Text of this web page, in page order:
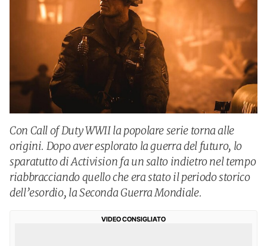
Con Call of Duty WWII la popolare serie torna alle
origini. Dopo aver esplorato la guerra del futuro, lo
sparatutto di Activision fa un salto indietro nel tempo
riabbracciando quello che era stato il periodo storico
dell’esordio, la Seconda Guerra Mondiale.
VIDEO CONSIGLIATO